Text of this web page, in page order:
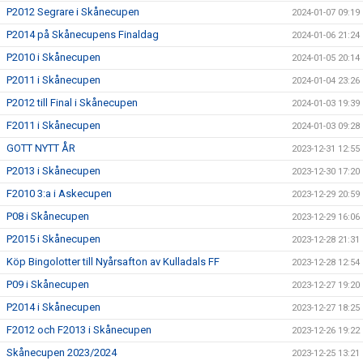
P2012 Segrare i Skånecupen 2024-01-07 09:19
P2014 på Skånecupens Finaldag 2024-01-06 21:24
P2010 i Skånecupen 2024-01-05 20:14
P2011 i Skånecupen 2024-01-04 23:26
P2012 till Final i Skånecupen 2024-01-03 19:39
F2011 i Skånecupen 2024-01-03 09:28
GOTT NYTT ÅR 2023-12-31 12:55
P2013 i Skånecupen 2023-12-30 17:20
F2010 3:a i Askecupen 2023-12-29 20:59
P08 i Skånecupen 2023-12-29 16:06
P2015 i Skånecupen 2023-12-28 21:31
Köp Bingolotter till Nyårsafton av Kulladals FF 2023-12-28 12:54
P09 i Skånecupen 2023-12-27 19:20
P2014 i Skånecupen 2023-12-27 18:25
F2012 och F2013 i Skånecupen 2023-12-26 19:22
Skånecupen 2023/2024 2023-12-25 13:21